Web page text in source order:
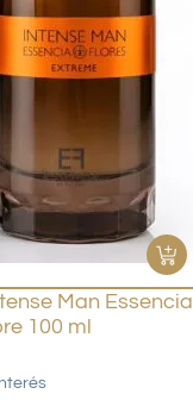
Man Essencia
100 ml